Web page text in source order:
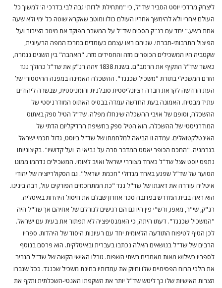
ליצחק מרדכי יוסט הסביר שד"ל, כי "מתחילת ילדותי גבה לבי בדרכי ה' למשוך כל
העולם אחרי ולא להימשך אחריו העולם כולו ומוטב שאקרא שוטה כל ימי ולא שעה
אחת רשע." יחד עם רנ"ק הסכים שד"ל על המשבר הפוקד את מיטב הציבור ועל
הפיצול התרבותי-חברתי. שניהם ראו עצמם כעומדים במרכז המפה הרעיונית,
שקטביה היו המשכילים הכופרים מזה והחסידים מזה. "האהבה" בין השנים נגמרה,
כאשר שד"ל התקיף את הרמב"ם. בשנת 1838 זיהה רנ"ק את שד"ל כהולך נגד
הזרם המשכילי בתורת "משכיל שכנגד". ההשכלה האמינה במפנה ההיסטורי של
העת החדשה לקראת חברה רציונליסטית סובלנית והומניסטית, שבשרה ליהודים
עתיד מבטיח. האמונה בעת החדשה עמדה בבסיס האתוס המודרניסטי של
ההשכלה, וסופם של אויבי ההשכלה שינחלו מפלה. שד"ל הטיל ספק באתוס
המודרניסטי של ההשכלה. הוא הטיל ספק בחשיפת הרדיקליזם הדתי של
האינטלקטואלים. עמדה זו הביאה למלחמתו של שד"ל ביוסט, גדול חכמי ישראל
בגרמניה. "החכם הכופר יאסט המדבר סרה על נביאי ה' ועל קדושיו". בקיצוניותו
נתפס יוסט אצל שד"ל כאחד מצוררי ישראל ואויב לאומי. המשכילים נדהמו ממזגו
הסוער של שד"ל שפגע באחד מגדולי "חכמת ישראל". גם הסקולריזציה של יהודי
איטליה עוררה את דאגתו של שד"ל נגד "כת המתחכמים הפורקים עול, רבה בינינו.
הוא ראה בבית המדרש בפדובה סכר אחרון שבלם את חיסול היהדות באיטליה.
רנ"ק, שי"ר, מאפו, ורש"י פין היו גם הם רגישים לגורלם של אחיהם אך שד"ל היה
"המשכיל שכנגד". דעתו היתה, כי האמנסיפציה לא תפתור את בעית עם ישראל.
לכן הטיף לטיפוח התודעה הלאומית יחד עם רעיונות היסוד של היהדות. ספריו
הרבים של שד"ל בנושאים האלה נכתבו בעברית ובאיטלקית. הוא פרסם בנוסף
לספריו כשלוש מאות מאמרים בשתי השפות. גורלו האישי הקשה של שד"ל הגביר
את הלכי הרוח הפסימיים שלו וחיזק את עמדותיו בחינת משכיל שכנגד. ככל שגברו
הצרות האישיות שלו כך ליטש שד"ל יותר את השקפתו האנטי-השכלתית ותקף את